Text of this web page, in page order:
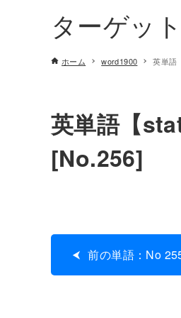
ターゲッ
ホーム word1900 英単語
英単語【
[No.256]
前の単語：No